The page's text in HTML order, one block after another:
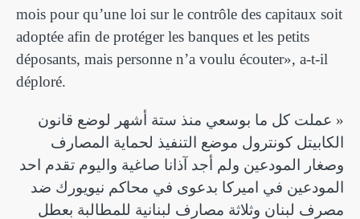
mois pour qu’une loi sur le contrôle des capitaux soit
adoptée afin de protéger les banques et les petits
déposants, mais personne n’a voulu écouter», a-t-il
déploré.
عملت كل ما بوسعي منذ ستة أشهر لوضع قانون
الكابيتل كونترول موضع التنفيذ لحماية المصارف
وصغار المودعين ولم أجد آذانا صاغية واليوم تقدم احد
المودعين في اميركا بدعوى في محاكم نيويورك ضد
مصرف لبنان وثلاثة مصارف لبنانية للمطالبة بعطل